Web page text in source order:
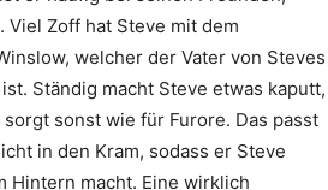
Viel Zoff hat Steve mit dem
welcher der Vater von Steves
Ständig macht Steve etwas kaputt,
sonst wie für Furore. Das passt
in den Kram, sodass er Steve
Hintern macht. Eine wirklich